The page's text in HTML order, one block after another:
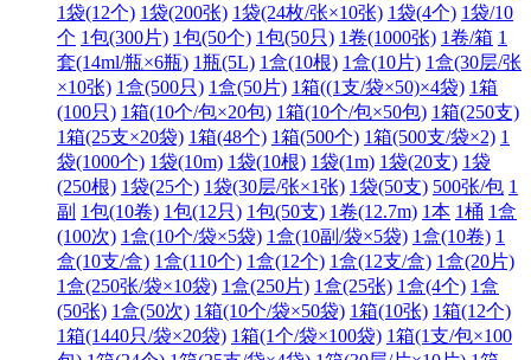
1袋(12个) 1袋(200张) 1袋(24枚/张×10张) 1袋(4个) 1袋/10
个 1包(300片) 1包(50个) 1包(50只) 1卷(1000张) 1卷/箱 1
套(14ml/瓶×6瓶) 1瓶(5L) 1盒(10根) 1盒(10片) 1盒(30层/张
×10张) 1盒(500只) 1盒(50片) 1箱((1支/袋×50)×4袋) 1箱
(100只) 1箱(10个/包×20包) 1箱(10个/包×50包) 1箱(250支)
1箱(25支×20袋) 1箱(48个) 1箱(500个) 1箱(500支/袋×2) 1
袋(1000个) 1袋(10m) 1袋(10根) 1袋(1m) 1袋(20支) 1袋
(250根) 1袋(25个) 1袋(30层/张×1张) 1袋(50支) 500张/包 1
副 1包(10卷) 1包(12只) 1包(50支) 1卷(12.7m) 1本 1桶 1盒
(100次) 1盒(10个/袋×5袋) 1盒(10副/袋×5袋) 1盒(10卷) 1
盒(10支/盒) 1盒(110个) 1盒(12个) 1盒(12支/盒) 1盒(20片)
1盒(250张/袋×10袋) 1盒(250片) 1盒(25张) 1盒(4个) 1盒
(50张) 1盒(50次) 1箱(10个/袋×50袋) 1箱(10张) 1箱(12个)
1箱(1440只/袋×20袋) 1箱(1个/袋×100袋) 1箱(1支/包×100